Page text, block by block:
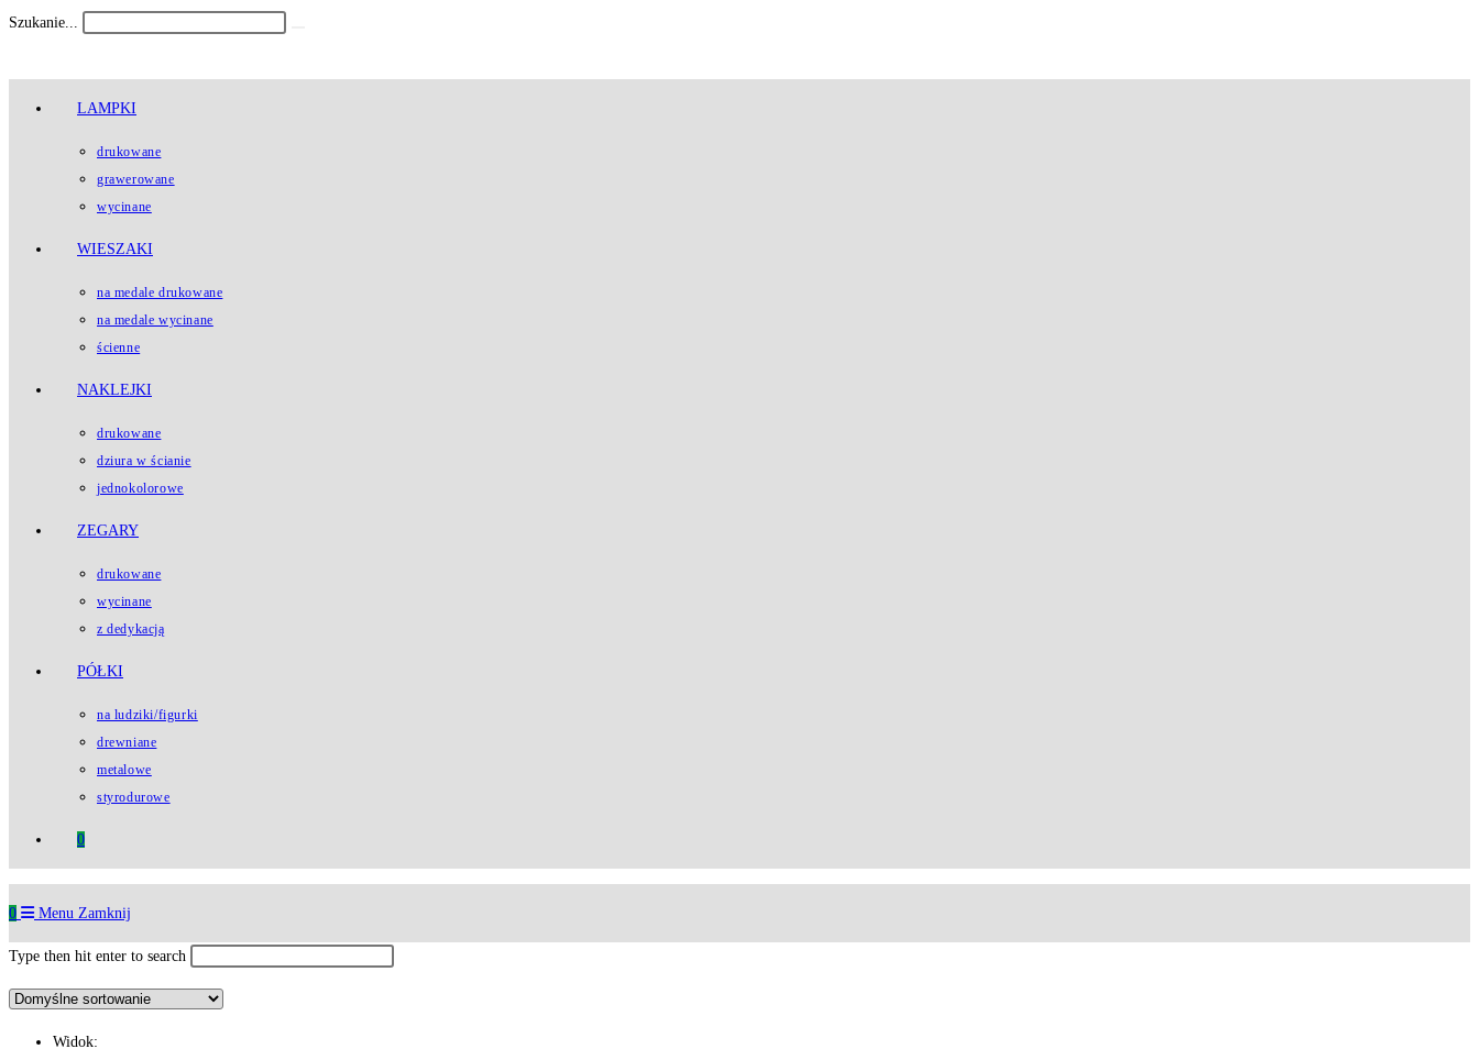
Koniec
Szukanie...
LAMPKI
drukowane
grawerowane
wycinane
WIESZAKI
na medale drukowane
na medale wycinane
ścienne
NAKLEJKI
drukowane
dziura w ścianie
jednokolorowe
ZEGARY
drukowane
wycinane
z dedykacją
PÓŁKI
na ludziki/figurki
drewniane
metalowe
styrodurowe
0
0 Menu Zamknij
Type then hit enter to search
Widok: